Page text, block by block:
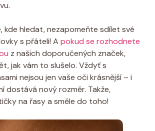
kde hledat, nezapomeňte sdílet své
s přáteli! A pokud se rozhodnete
z našich doporučených značek,
jak vám to slušelo. Vždyť s
nejsou jen vaše oči krásnější – i
dostává nový rozměr. Takže,
na řasy a směle do toho!